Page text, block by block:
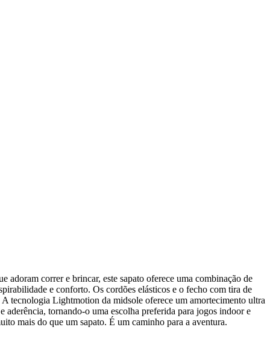
adoram correr e brincar, este sapato oferece uma combinação de
e conforto. Os cordões elásticos e o fecho com tira de
tecnologia Lightmotion da midsole oferece um amortecimento ultra
aderência, tornando-o uma escolha preferida para jogos indoor e
mais do que um sapato. É um caminho para a aventura.